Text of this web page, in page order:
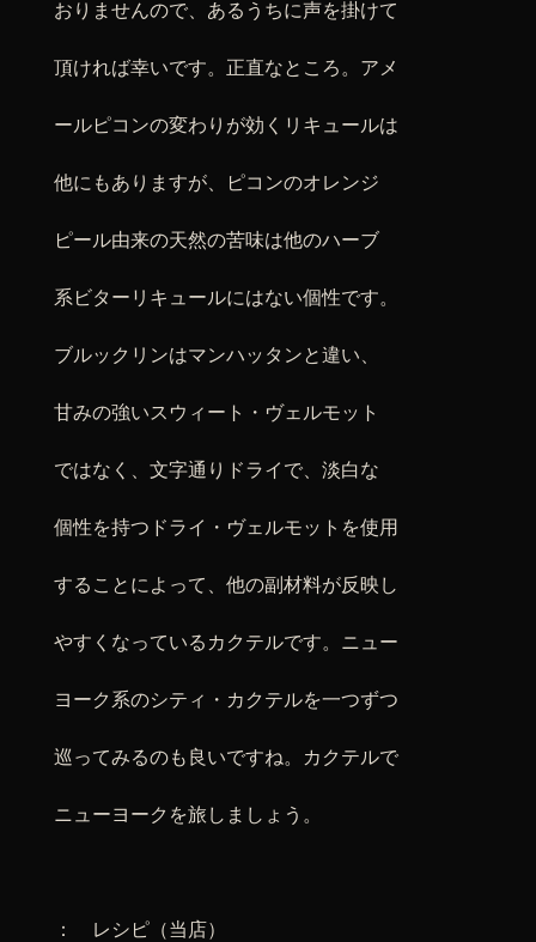
おりませんので、あるうちに声を掛けて
頂ければ幸いです。正直なところ。アメ
ールピコンの変わりが効くリキュールは
他にもありますが、ピコンのオレンジ
ピール由来の天然の苦味は他のハーブ
系ビターリキュールにはない個性です。
ブルックリンはマンハッタンと違い、
甘みの強いスウィート・ヴェルモット
ではなく、文字通りドライで、淡白な
個性を持つドライ・ヴェルモットを使用
することによって、他の副材料が反映し
やすくなっているカクテルです。ニュー
ヨーク系のシティ・カクテルを一つずつ
巡ってみるのも良いですね。カクテルで
ニューヨークを旅しましょう。
： レシピ（当店）